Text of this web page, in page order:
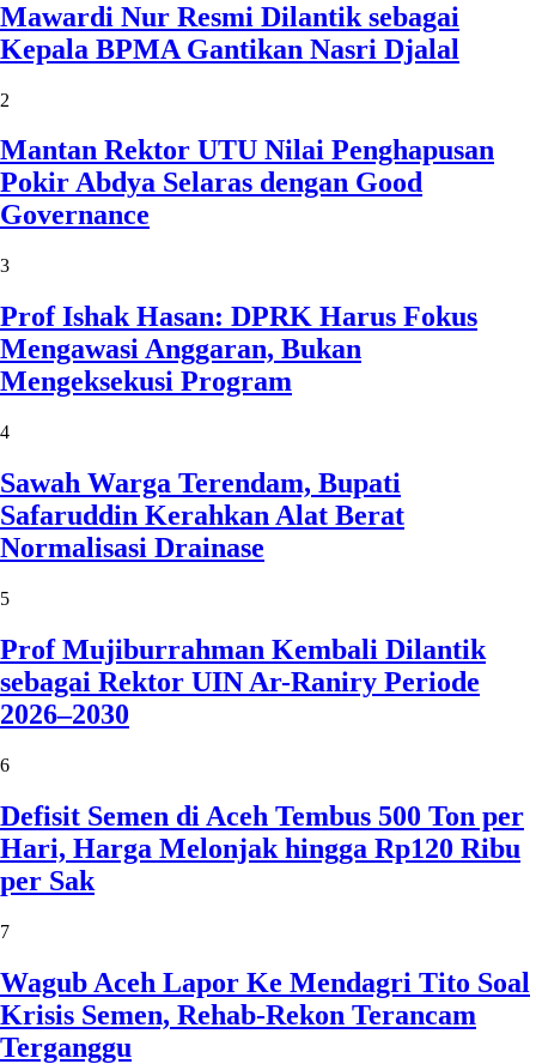
Mawardi Nur Resmi Dilantik sebagai
Kepala BPMA Gantikan Nasri Djalal
2
Mantan Rektor UTU Nilai Penghapusan
Pokir Abdya Selaras dengan Good
Governance
3
Prof Ishak Hasan: DPRK Harus Fokus
Mengawasi Anggaran, Bukan
Mengeksekusi Program
4
Sawah Warga Terendam, Bupati
Safaruddin Kerahkan Alat Berat
Normalisasi Drainase
5
Prof Mujiburrahman Kembali Dilantik
sebagai Rektor UIN Ar-Raniry Periode
2026–2030
6
Defisit Semen di Aceh Tembus 500 Ton per
Hari, Harga Melonjak hingga Rp120 Ribu
per Sak
7
Wagub Aceh Lapor Ke Mendagri Tito Soal
Krisis Semen, Rehab-Rekon Terancam
Terganggu